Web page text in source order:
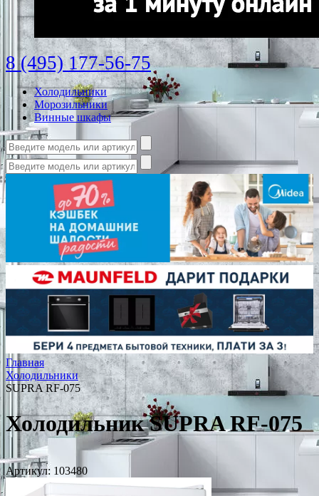
8 (495) 177-56-75
Холодильники
Морозильники
Винные шкафы
Главная
Холодильники
SUPRA RF-075
Холодильник SUPRA RF-075
Артикул: 103480